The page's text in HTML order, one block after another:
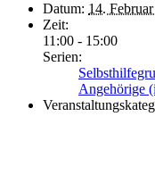
Datum: 14.
Zeit:
11:00 - 15:00
Serien:
Angehörige